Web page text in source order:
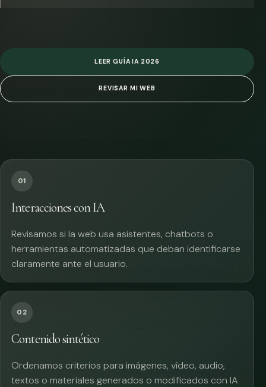
LEER GUÍA IA 2026
REVISAR MI WEB
01
Interacciones con IA
Revisamos si la web usa asistentes, chatbots o
herramientas automatizadas que deban identificarse
claramente ante el usuario.
02
Contenido sintético
Ordenamos criterios para imágenes, vídeo, audio,
textos o materiales generados o modificados con IA